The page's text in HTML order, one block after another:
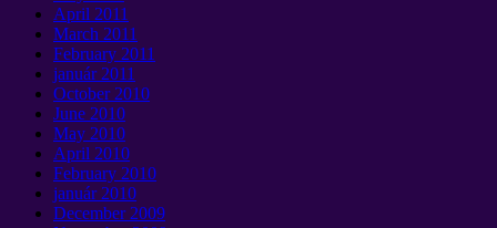
April 2011
March 2011
February 2011
január 2011
October2010
June 2010
May 2010
April 2010
February 2010
január 2010
December2009